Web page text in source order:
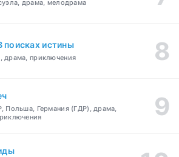
драма, мелодрама
поисках истины
приключения
Польша, Германия (ГДР), драма,